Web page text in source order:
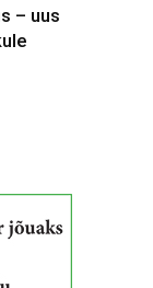
– uus